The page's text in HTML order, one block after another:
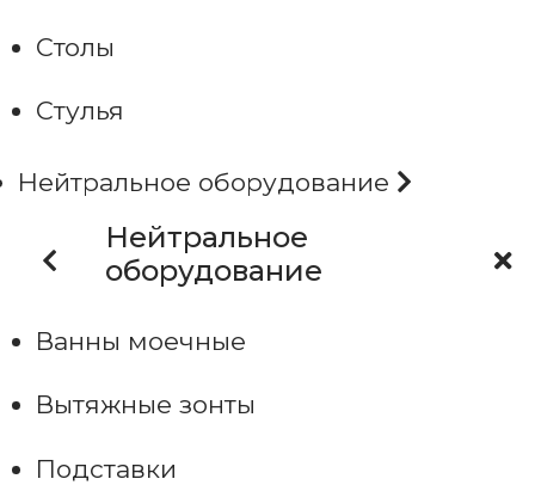
Столы
Стулья
Нейтральное оборудование
Нейтральное
оборудование
Ванны моечные
Вытяжные зонты
Подставки